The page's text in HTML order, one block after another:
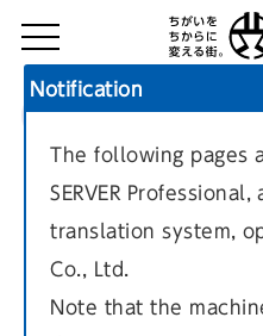
Notification
The following pages
SERVER
translation system,
Co., Ltd.
Note that the